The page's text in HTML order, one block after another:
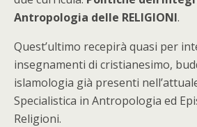
Antropologia delle RELIGIONI.
Quest’ultimo recepirà quasi per
insegnamenti di cristianesimo,
islamologia già presenti
Specialistica in Antropologia ed
Religioni.